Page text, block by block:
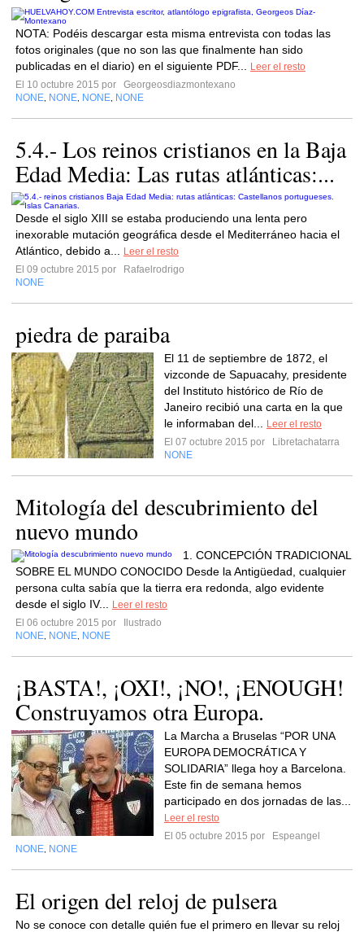
NOTA: Podéis descargar esta misma entrevista con todas las
fotos originales (que no son las que finalmente han sido
publicadas en el diario) en el siguiente PDF...
Leer el resto
El 10 octubre 2015 por
Georgeosdiazmontexano
NONE NONE NONE NONE
5.4.- Los reinos cristianos en la Baja
Edad Media: Las rutas atlánticas:...
Desde el siglo XIII se estaba produciendo una lenta pero
inexorable mutación geográfica desde el Mediterráneo hacia el
Atlántico, debido a...
Leer el resto
El 09 octubre 2015 por
Rafaelrodrigo
NONE
piedra de paraiba
El 11 de septiembre de 1872, el
vizconde de Sapuacahy, presidente
del Instituto histórico de Río de
Janeiro recibió una carta en la que
le informaban del...
Leer el resto
El 07 octubre 2015 por
Libretachatarra
NONE
Mitología del descubrimiento del
nuevo mundo
1. CONCEPCIÓN TRADICIONAL
SOBRE EL MUNDO CONOCIDO Desde la Antigüedad, cualquier
persona culta sabía que la tierra era redonda, algo evidente
desde el siglo IV...
Leer el resto
El 06 octubre 2015 por
Ilustrado
NONE NONE NONE
¡BASTA!, ¡OXI!, ¡NO!, ¡ENOUGH!
Construyamos otra Europa.
La Marcha a Bruselas “POR UNA
EUROPA DEMOCRÁTICA Y
SOLIDARIA” llega hoy a Barcelona.
Este fin de semana hemos
participado en dos jornadas de las...
Leer el resto
El 05 octubre 2015 por
Espeangel
NONE NONE
El origen del reloj de pulsera
No se conoce con detalle quién fue el primero en llevar su reloj